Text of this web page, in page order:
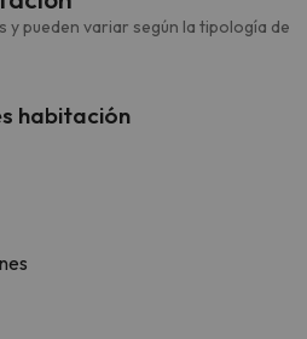
y pueden variar según la tipología de
habitación